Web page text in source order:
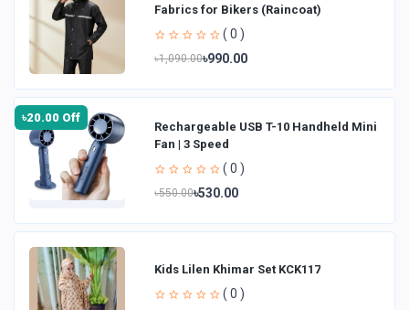
Fabrics for Bikers (Raincoat)
( 0 )
৳1,090.00৳990.00
৳20.00 Off
Rechargeable USB T-10 Handheld Mini
Fan | 3 Speed
( 0 )
৳550.00৳530.00
Kids Lilen Khimar Set KCK117
( 0 )